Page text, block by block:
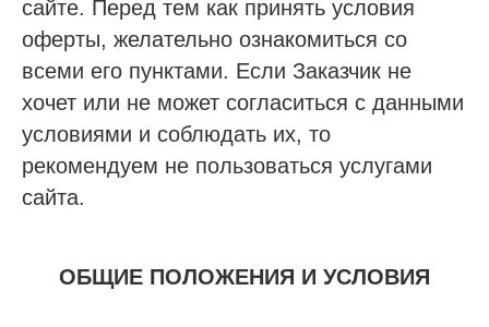
сайте. Перед тем как принять условия
оферты, желательно ознакомиться со
всеми его пунктами. Если Заказчик не
хочет или не может согласиться с данными
условиями и соблюдать их, то
рекомендуем не пользоваться услугами
сайта.
ОБЩИЕ ПОЛОЖЕНИЯ И УСЛОВИЯ